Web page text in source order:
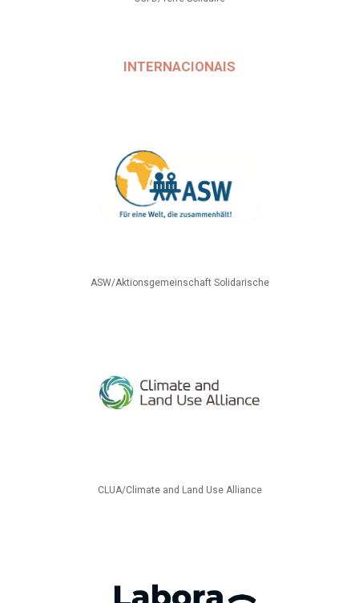
INTERNACIONAIS
ASW/Aktionsgemeinschaft Solidarische
CLUA/Climate and Land Use Alliance